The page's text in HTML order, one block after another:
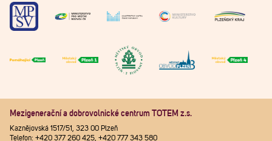
Mezigenerační a dobrovolnické centrum TOTEM z.s.
Kaznějovská 1517/51, 323 00 Plzeň
Telefon: +420 377 260 425, +420 777 343 580